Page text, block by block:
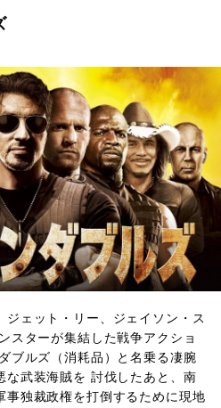
ジェット・リー、ジェイソン・ス
スターが集結した戦争アクショ
ブルズ（消耗品）と名乗る凄腕
な武装海賊を 討伐したあと、南
事独裁政権を打倒するために現地